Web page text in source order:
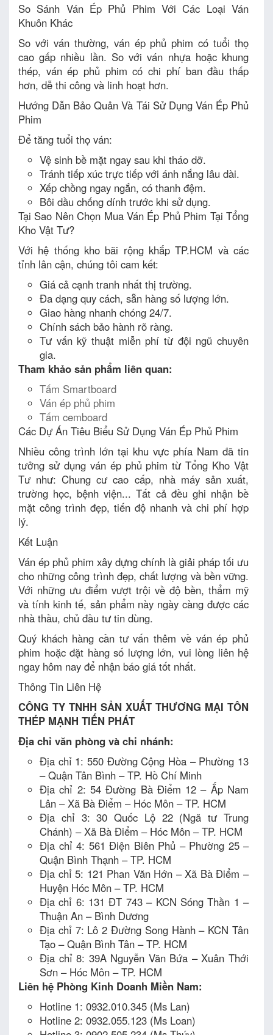
So Sánh Ván Ép Phủ Phim Với Các Loại Ván
Khuôn Khác
So với ván thường, ván ép phủ phim có tuổi thọ
cao gấp nhiều lần. So với ván nhựa hoặc khung
thép, ván ép phủ phim có chi phí ban đầu thấp
hơn, dễ thi công và linh hoạt hơn.
Hướng Dẫn Bảo Quản Và Tái Sử Dụng Ván Ép Phủ
Phim
Để tăng tuổi thọ ván:
Vệ sinh bề mặt ngay sau khi tháo dỡ.
Tránh tiếp xúc trực tiếp với ánh nắng lâu dài.
Xếp chồng ngay ngắn, có thanh đệm.
Bôi dầu chống dính trước khi sử dụng.
Tại Sao Nên Chọn Mua Ván Ép Phủ Phim Tại Tổng
Kho Vật Tư?
Với hệ thống kho bãi rộng khắp TP.HCM và các
tỉnh lân cận, chúng tôi cam kết:
Giá cả cạnh tranh nhất thị trường.
Đa dạng quy cách, sẵn hàng số lượng lớn.
Giao hàng nhanh chóng 24/7.
Chính sách bảo hành rõ ràng.
Tư vấn kỹ thuật miễn phí từ đội ngũ chuyên
gia.
Tham khảo sản phẩm liên quan:
Tấm Smartboard
Ván ép phủ phim
Tấm cemboard
Các Dự Án Tiêu Biểu Sử Dụng Ván Ép Phủ Phim
Nhiều công trình lớn tại khu vực phía Nam đã tin
tưởng sử dụng ván ép phủ phim từ Tổng Kho Vật
Tư như: Chung cư cao cấp, nhà máy sản xuất,
trường học, bệnh viện... Tất cả đều ghi nhận bề
mặt công trình đẹp, tiến độ nhanh và chi phí hợp
lý.
Kết Luận
Ván ép phủ phim xây dựng chính là giải pháp tối ưu
cho những công trình đẹp, chất lượng và bền vững.
Với những ưu điểm vượt trội về độ bền, thẩm mỹ
và tính kinh tế, sản phẩm này ngày càng được các
nhà thầu, chủ đầu tư tin dùng.
Quý khách hàng cần tư vấn thêm về ván ép phủ
phim hoặc đặt hàng số lượng lớn, vui lòng liên hệ
ngay hôm nay để nhận báo giá tốt nhất.
Thông Tin Liên Hệ
CÔNG TY TNHH SẢN XUẤT THƯƠNG MẠI TÔN
THÉP MẠNH TIẾN PHÁT
Địa chỉ văn phòng và chi nhánh:
Địa chỉ 1: 550 Đường Cộng Hòa – Phường 13
– Quận Tân Bình – TP. Hồ Chí Minh
Địa chỉ 2: 54 Đường Bà Điểm 12 – Ấp Nam
Lân – Xã Bà Điểm – Hóc Môn – TP. HCM
Địa chỉ 3: 30 Quốc Lộ 22 (Ngã tư Trung
Chánh) – Xã Bà Điểm – Hóc Môn – TP. HCM
Địa chỉ 4: 561 Điện Biên Phủ – Phường 25 –
Quận Bình Thạnh – TP. HCM
Địa chỉ 5: 121 Phan Văn Hớn – Xã Bà Điểm –
Huyện Hóc Môn – TP. HCM
Địa chỉ 6: 131 ĐT 743 – KCN Sóng Thần 1 –
Thuận An – Bình Dương
Địa chỉ 7: Lô 2 Đường Song Hành – KCN Tân
Tạo – Quận Bình Tân – TP. HCM
Địa chỉ 8: 39A Nguyễn Văn Bứa – Xuân Thới
Sơn – Hóc Môn – TP. HCM
Liên hệ Phòng Kinh Doanh Miền Nam:
Hotline 1: 0932.010.345 (Ms Lan)
Hotline 2: 0932.055.123 (Ms Loan)